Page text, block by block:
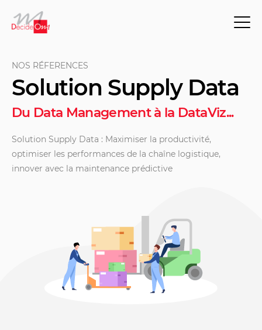
NOS RÉFERENCES
Solution Supply Data
Du Data Management à la DataViz...
Solution Supply Data : Maximiser la productivité,
optimiser les performances de la chaîne logistique,
innover avec la maintenance prédictive